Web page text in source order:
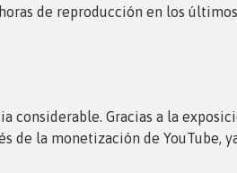
de reproducción en los
considerable. Gracias a la
la monetización de YouTube,